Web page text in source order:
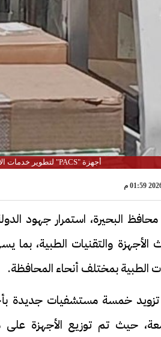
أجهزة "PACS" لتطوير خدمات الأشعة
محافظ البحيرة، استمرار جهود
والتقنيات الطبية، بما
الطبية بمختلف أنحاء المحافظة.
حيث تم توزيع الأجهزة على